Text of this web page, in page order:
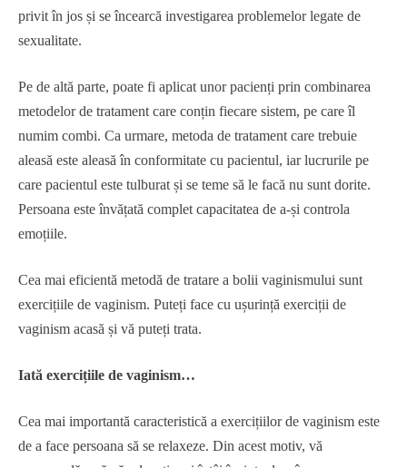
privit în jos și se încearcă investigarea problemelor legate de
sexualitate.
Pe de altă parte, poate fi aplicat unor pacienți prin combinarea
metodelor de tratament care conțin fiecare sistem, pe care îl
numim combi. Ca urmare, metoda de tratament care trebuie
aleasă este aleasă în conformitate cu pacientul, iar lucrurile pe
care pacientul este tulburat și se teme să le facă nu sunt dorite.
Persoana este învățată complet capacitatea de a-și controla
emoțiile.
Cea mai eficientă metodă de tratare a bolii vaginismului sunt
exercițiile de vaginism. Puteți face cu ușurință exerciții de
vaginism acasă și vă puteți trata.
Iată exercițiile de vaginism…
Cea mai importantă caracteristică a exercițiilor de vaginism este
de a face persoana să se relaxeze. Din acest motiv, vă